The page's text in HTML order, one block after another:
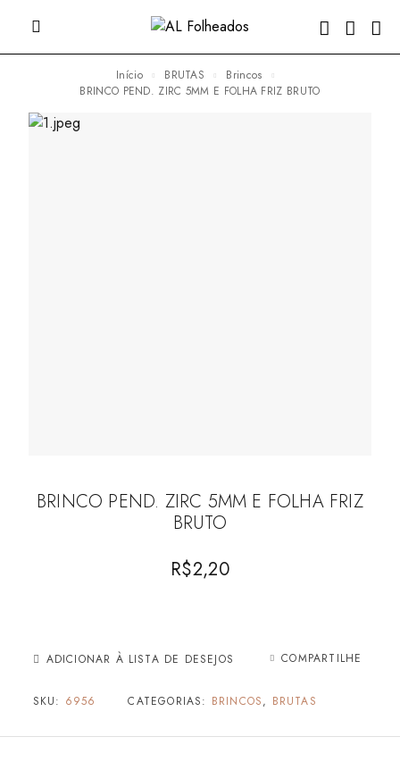
Início BRUTAS
Brincos
BRINCO PEND. ZIRC 5MM E FOLHA FRIZ BRUTO
BRINCO PEND. ZIRC 5MM E FOLHA FRIZ
BRUTO
R$2,20
ADICIONAR À LISTA DE DESEJOS COMPARTILHE
SKU: 6956 CATEGORIAS: BRINCOS, BRUTAS